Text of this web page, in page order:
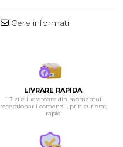
Cere informatii
LIVRARE RAPIDA
1-3 zile lucratoare din momentul
receptionarii comenzii, prin curierat
rapid